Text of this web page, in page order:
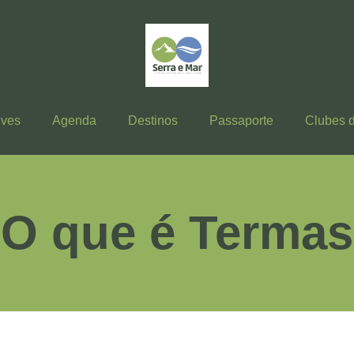
Agenda Destinos Passaporte Clubes
O que é Termas